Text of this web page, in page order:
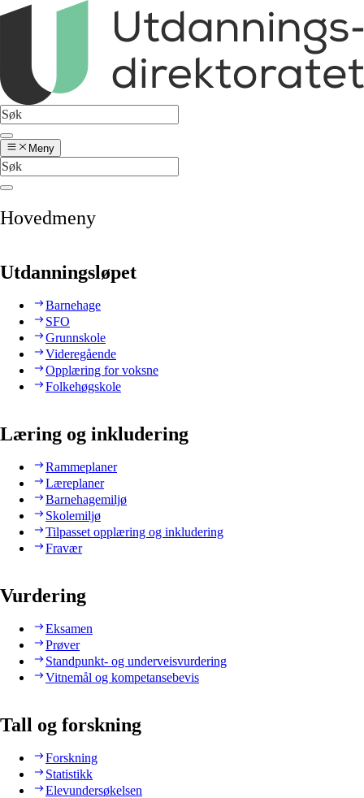
Meny
Hovedmeny
Utdanningsløpet
Barnehage
SFO
Grunnskole
Videregående
Opplæring for voksne
Folkehøgskole
Læring og inkludering
Rammeplaner
Læreplaner
Barnehagemiljø
Skolemiljø
Tilpasset opplæring og inkludering
Fravær
Vurdering
Eksamen
Prøver
Standpunkt- og underveisvurdering
Vitnemål og kompetansebevis
Tall og forskning
Forskning
Statistikk
Elevundersøkelsen